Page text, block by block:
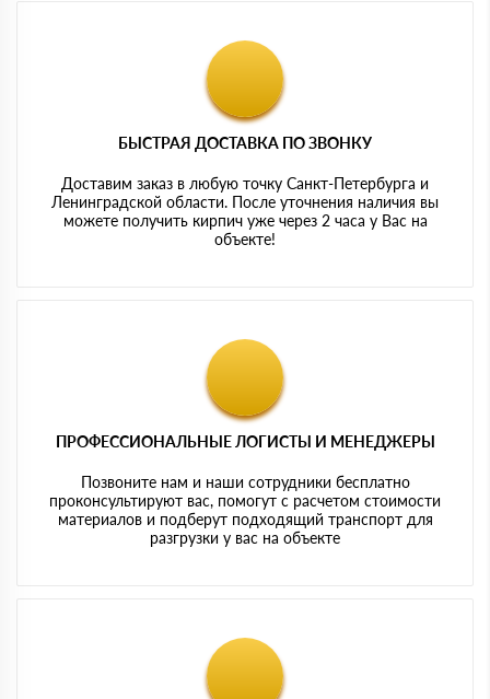
БЫСТРАЯ ДОСТАВКА ПО ЗВОНКУ
Доставим заказ в любую точку Санкт-Петербурга и
Ленинградской области. После уточнения наличия вы
можете получить кирпич уже через 2 часа у Вас на
объекте!
ПРОФЕССИОНАЛЬНЫЕ ЛОГИСТЫ И МЕНЕДЖЕРЫ
Позвоните нам и наши сотрудники бесплатно
проконсультируют вас, помогут с расчетом стоимости
материалов и подберут подходящий транспорт для
разгрузки у вас на объекте